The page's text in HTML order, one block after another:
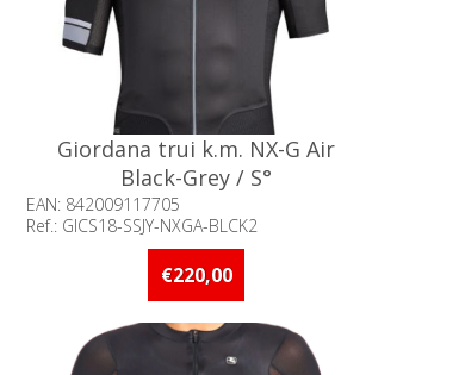
Giordana trui k.m. NX-G Air
Black-Grey / S°
EAN: 842009117705
Ref.: GICS18-SSJY-NXGA-BLCK2
Beschikbaarheid:: Minder dan 5 stuks
€220,00